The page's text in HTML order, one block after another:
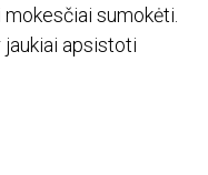
sumokėti.
apsistoti